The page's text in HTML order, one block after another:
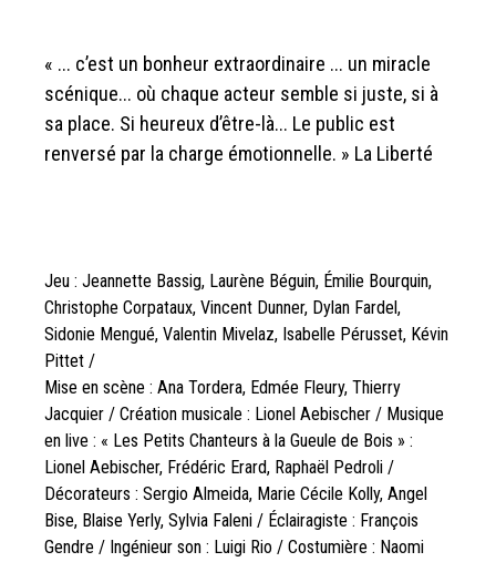
« ... c’est un bonheur extraordinaire ... un miracle
scénique... où chaque acteur semble si juste, si à
sa place. Si heureux d’être-là... Le public est
renversé par la charge émotionnelle. » La Liberté
Jeu : Jeannette Bassig, Laurène Béguin, Émilie Bourquin,
Christophe Corpataux, Vincent Dunner, Dylan Fardel,
Sidonie Mengué, Valentin Mivelaz, Isabelle Pérusset, Kévin
Pittet /
Mise en scène : Ana Tordera, Edmée Fleury, Thierry
Jacquier / Création musicale : Lionel Aebischer / Musique
en live : « Les Petits Chanteurs à la Gueule de Bois » :
Lionel Aebischer, Frédéric Erard, Raphaël Pedroli /
Décorateurs : Sergio Almeida, Marie Cécile Kolly, Angel
Bise, Blaise Yerly, Sylvia Faleni / Éclairagiste : François
Gendre / Ingénieur son : Luigi Rio / Costumière : Naomi